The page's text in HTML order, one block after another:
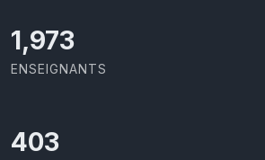
2,142
ENSEIGNANTS
437